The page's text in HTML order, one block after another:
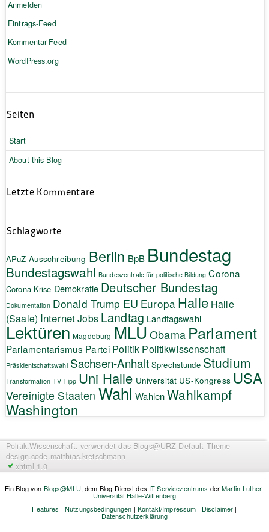
Anmelden
Eintrags-Feed
Kommentar-Feed
WordPress.org
Seiten
Start
About this Blog
Letzte Kommentare
Schlagworte
APuZ Ausschreibung Berlin BpB Bundestag
Bundestagswahl Bundeszentrale für politische Bildung Corona
Corona-Krise Demokratie Deutscher Bundestag
Dokumentation Donald Trump EU Europa Halle Halle
(Saale) InternetJobs Landtag Landtagswahl
Lektüren Magdeburg MLU Obama Parlament
Parlamentarismus Partei Politik Politikwissenschaft
Präsidentschaftswahl Sachsen-Anhalt Sprechstunde Studium
Transformation TV-Tipp Uni Halle Universität US-Kongress USA
Vereinigte Staaten Wahl Wahlen Wahlkampf
Washington
Politik.Wissenschaft. verwendet das Blogs@URZ Default Theme
design.code.matthias.kretschmann
xhtml 1.0
Ein Blog von Blogs@MLU, dem Blog-Dienst des IT-Servicezentrums derMartin-Luther-
Universität Halle-Wittenberg
Features | Nutzungsbedingungen |Kontakt/Impressum | Disclaimer |
Datenschutzerklärung